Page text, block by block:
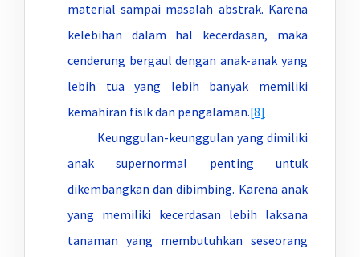
material sampai masalah abstrak. Karena
kelebihan dalam hal kecerdasan, maka
cenderung bergaul dengan anak-anak yang
lebih tua yang lebih banyak memiliki
kemahiran fisik dan pengalaman.[8]
Keunggulan-keunggulan yang dimiliki
anak supernormal penting untuk
dikembangkan dan dibimbing. Karena anak
yang memiliki kecerdasan lebih laksana
tanaman yang membutuhkan seseorang